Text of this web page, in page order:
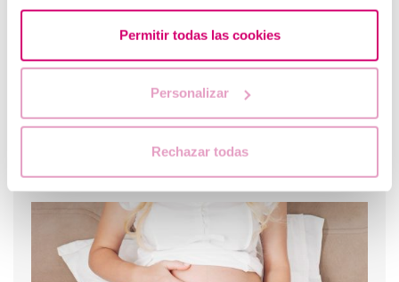
Permitir todas las cookies
Personalizar
Rechazar todas
¿Qué hacer si hay retraso menstrual con un test de
embarazo negativo?